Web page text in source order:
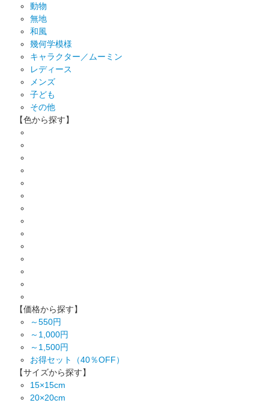
動物
無地
和風
幾何学模様
キャラクター／ムーミン
レディース
メンズ
子ども
その他
【色から探す】
【価格から探す】
～550円
～1,000円
～1,500円
お得セット（40％OFF）
【サイズから探す】
15×15cm
20×20cm